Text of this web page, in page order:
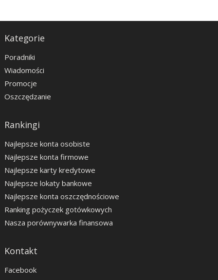
Kategorie
Poradniki
Wiadomości
Promocje
Oszczędzanie
Rankingi
Najlepsze konta osobiste
Najlepsze konta firmowe
Najlepsze karty kredytowe
Najlepsze lokaty bankowe
Najlepsze konta oszczędnościowe
Ranking pożyczek gotówkowych
Nasza porównywarka finansowa
Kontakt
Facebook